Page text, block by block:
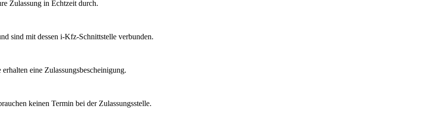
Zulassung in Echtzeit durch.
sind mit dessen i-Kfz-Schnittstelle verbunden.
eine Zulassungsbescheinigung.
keinen Termin bei der Zulassungsstelle.